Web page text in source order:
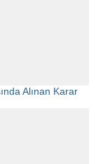
Alınan Karar